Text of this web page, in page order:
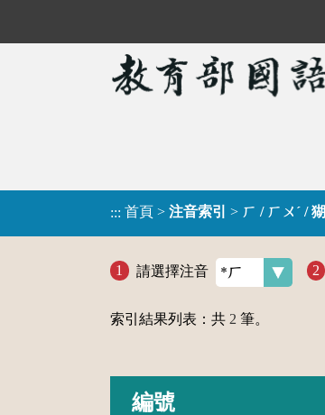
::: 首頁 > 注音索引 > ㄏ / ㄏㄨˊ / 猢
請選擇注音
索引結果列表：共 2 筆。
編號